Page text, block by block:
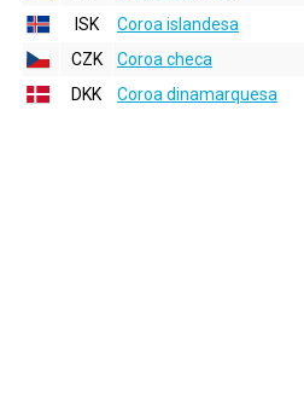
ISK
Coroa islandesa
CZK
Coroa checa
DKK
Coroa dinamarquesa